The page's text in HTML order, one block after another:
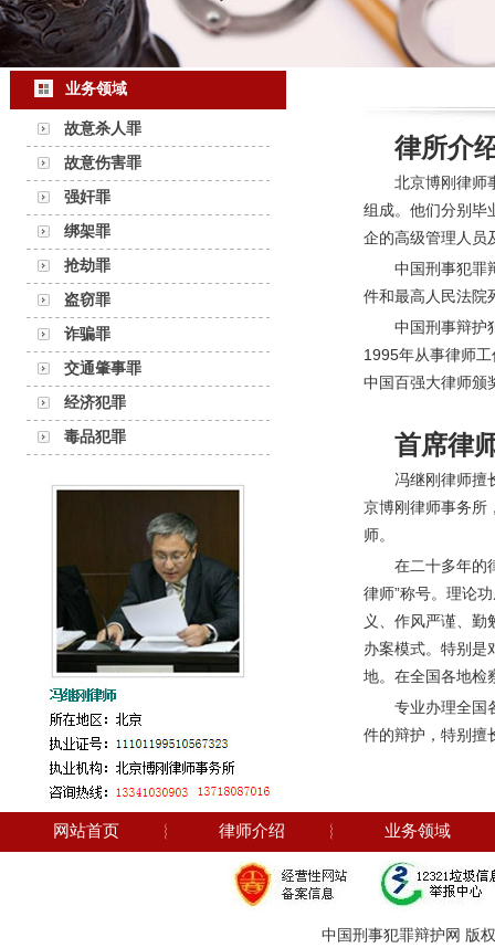
业务领域
故意杀人罪
故意伤害罪
强奸罪
绑架罪
抢劫罪
盗窃罪
诈骗罪
交通肇事罪
经济犯罪
毒品犯罪
律所介
北京博刚律师
组成。他们分别毕
企的高级管理人员
中国刑事犯罪
件和最高人民法院
中国刑事辩护
1995年从事律师
中国百强大律师颁
首席律
冯继刚律师擅
京博刚律师事务所
师。
在二十多年的
律师”称号。理论
义、作风严谨、
办案模式。特别是
地。在全国各地检
专业办理全国
件的辩护，特别擅
网站首页 ︴ 律师介绍 ︴ 业务领域
中国刑事犯罪辩护网 版